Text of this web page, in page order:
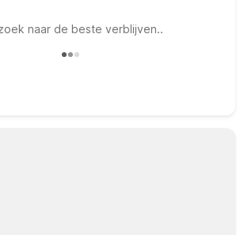
naar de beste verblijven..